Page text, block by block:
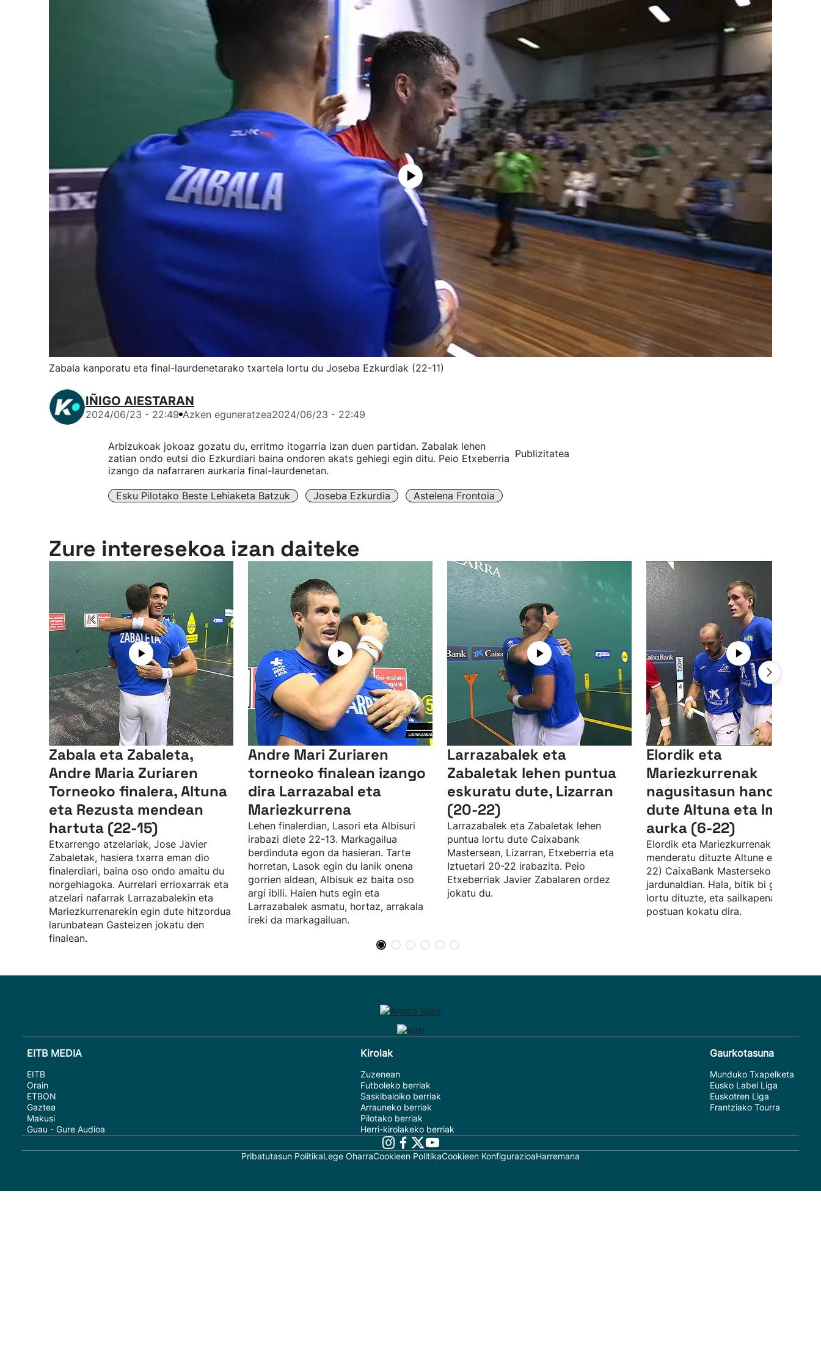
Zabala kanporatu eta final-laurdenetarako txartela lortu du Joseba Ezkurdiak (22-11)
IÑIGO AIESTARAN
2024/06/23 - 22:49 Azken eguneratzea2024/06/23 - 22:49
Arbizukoak jokoaz gozatu du, erritmo itogarria izan duen partidan. Zabalak lehen
zatian ondo eutsi dio Ezkurdiari baina ondoren akats gehiegi egin ditu. Peio Etxeberria
izango da nafarraren aurkaria final-laurdenetan.
Esku Pilotako Beste Lehiaketa Batzuk Joseba Ezkurdia Astelena Frontoia
Publizitatea
Zure interesekoa izan daiteke
Zabala eta Zabaleta,
Andre Maria Zuriaren
Torneoko finalera, Altuna
eta Rezusta mendean
hartuta (22-15)
Etxarrengo atzelariak, Jose Javier
Zabaletak, hasiera txarra eman dio
finalerdiari, baina oso ondo amaitu du
norgehiagoka. Aurrelari errioxarrak eta
atzelari nafarrak Larrazabalekin eta
Mariezkurrenarekin egin dute hitzordua
larunbatean Gasteizen jokatu den
finalean.
Andre Mari Zuriaren
torneoko finalean izango
dira Larrazabal eta
Mariezkurrena
Lehen finalerdian, Lasori eta Albisuri
irabazi diete 22-13. Markagailua
berdinduta egon da hasieran. Tarte
horretan, Lasok egin du lanik onena
gorrien aldean, Albisuk ez baita oso
argi ibili. Haien huts egin eta
Larrazabalek asmatu, hortaz, arrakala
ireki da markagailuan.
Larrazabalek eta
Zabaletak lehen puntua
eskuratu dute, Lizarran
(20-22)
Larrazabalek eta Zabaletak lehen
puntua lortu dute Caixabank
Mastersean, Lizarran, Etxeberria eta
Iztuetari 20-22 irabazita. Peio
Etxeberriak Javier Zabalaren ordez
jokatu du.
Elordik eta
Mariezkurrenak
nagusitasun handia izan
dute Altuna eta Imazen
aurka (6-22)
Elordik eta Mariezkurrenak aise
menderatu dituzte Altune eta Imaz
22) CaixaBank Masterseko hirugarren
jardunaldian. Hala, bitik bi garaipen
lortu dituzte, eta sailkapenako
postuan kokatu dira.
EITB MEDIA
EITB
Orain
ETBON
Gaztea
Makusi
Guau - Gure Audioa
Kirolak
Zuzenean
Futboleko berriak
Saskibaloiko berriak
Arrauneko berriak
Pilotako berriak
Herri-kirolakeko berriak
Gaurkotasuna
Munduko Txapelketa
Eusko Label Liga
Euskotren Liga
Frantziako Tourra
Pribatutasun PolitikaLege OharraCookieen PolitikaCookieen KonfigurazioaHarremana